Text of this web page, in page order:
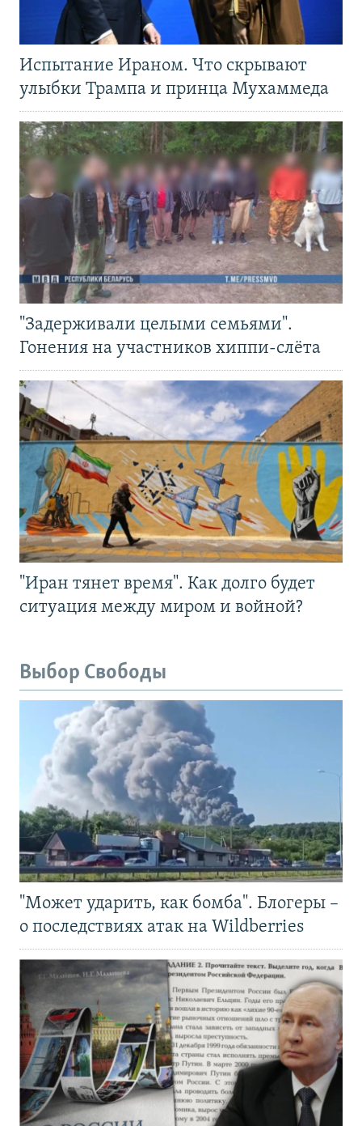
Испытание Ираном. Что скрывают
улыбки Трампа и принца Мухаммеда
"Задерживали целыми семьями".
Гонения на участников хиппи-слёта
"Иран тянет время". Как долго будет
ситуация между миром и войной?
Выбор Свободы
"Может ударить, как бомба". Блогеры –
о последствиях атак на Wildberries